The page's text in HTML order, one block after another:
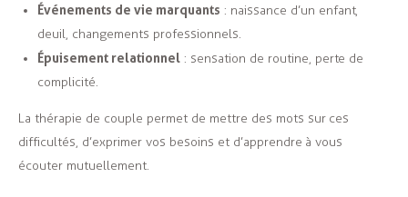
Événements de vie marquants : naissance d’un enfant,
deuil, changements professionnels.
Épuisement relationnel: sensation de routine, perte de
complicité.
La thérapie de couple permet de mettre des mots sur ces
difficultés, d’exprimer vos besoins et d’apprendre à vous
écouter mutuellement.